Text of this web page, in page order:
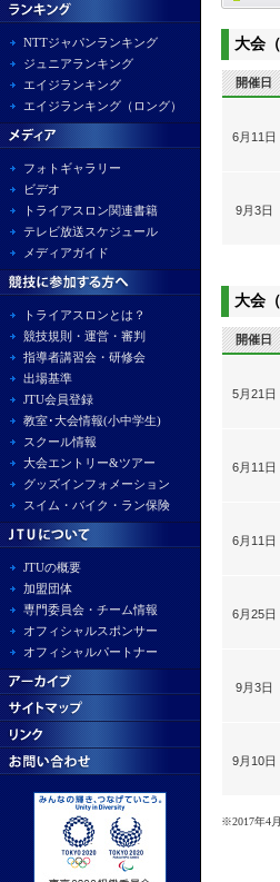
NTTジャパンランキング
ジュニアランキング
エイジランキング
エイジランキング（ロング）
フォトギャラリー
ビデオ
トライアスロン関連書籍
テレビ放送スケジュール
メディアガイド
トライアスロンとは？
競技規則・運営・審判
指導者講習会・研修会
出場基準
JTU会員登録
教室･大会情報(小中学生)
スクール情報
大会エントリー&ツアー
グッズインフォメーション
スイム・バイク・ラン保険
JTUの概要
加盟団体
専門委員会・チーム情報
オフィシャルスポンサー
オフィシャルパートナー
大会
開催日
6月11日
9月3日
大会
開催日
5月21日
6月11日
6月11日
6月25日
9月3日
9月10日
※2017年4